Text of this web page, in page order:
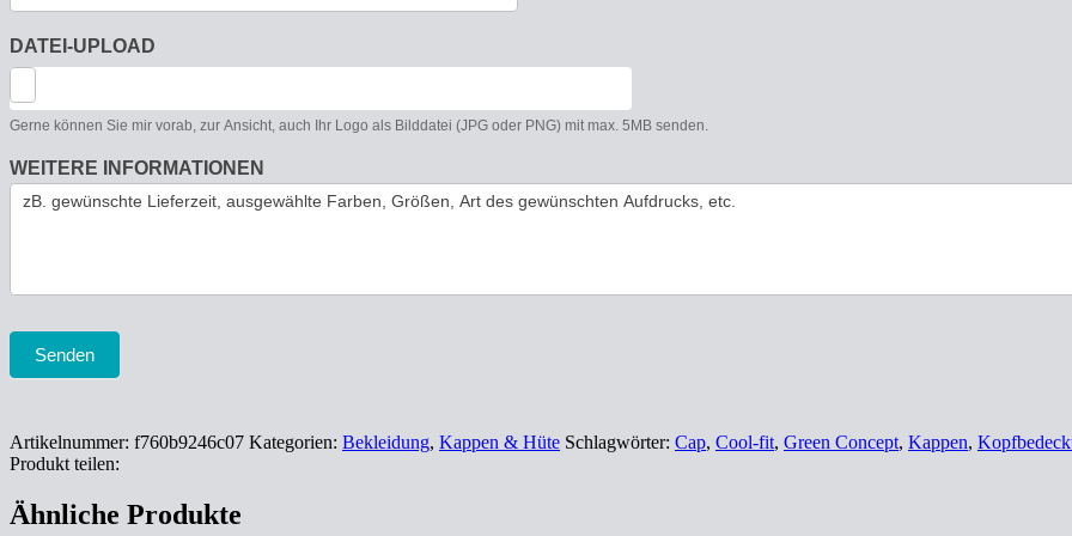
DATEI-UPLOAD
Gerne können Sie mir vorab, zur Ansicht, auch Ihr Logo als Bilddatei (JPG oder PNG) mit max. 5MB senden.
WEITERE INFORMATIONEN
Senden
Artikelnummer: f760b9246c07 Kategorien: Bekleidung, Kappen & Hüte Schlagwörter: Cap, Cool-fit, Green Concept, Kappen,
Produkt teilen:
Ähnliche Produkte